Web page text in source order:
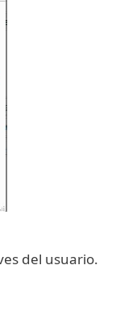
del usuario.